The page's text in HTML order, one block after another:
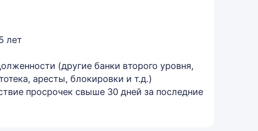
лет
(другие банки второго уровня,
аресты, блокировки и т.д.)
просрочек свыше 30 дней за последние